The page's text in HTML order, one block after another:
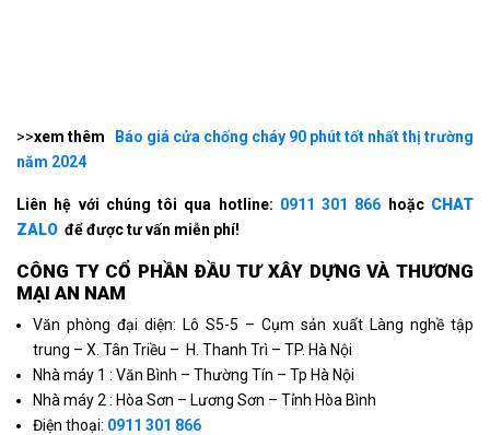
>>xem thêm
Báo giá cửa chống cháy 90 phút tốt nhất thị trường
năm 2024
Liên hệ với chúng tôi qua hotline: 0911 301 866 hoặcCHAT
ZALO để được tư vấn miễn phí!
CÔNG TY CỔ PHẦN ÐẦU TƯ XÂY DỰNG VÀ THƯƠNG
MẠI AN NAM
Văn phòng đại diện: Lô S5-5 – Cụm sản xuất Làng nghề tập
trung – X. Tân Triều – H. Thanh Trì – TP. Hà Nội
Nhà máy 1 : Văn Bình – Thường Tín – Tp Hà Nội
Nhà máy 2 : Hòa Sơn – Lương Sơn – Tỉnh Hòa Bình
Điện thoại: 0911 301 866